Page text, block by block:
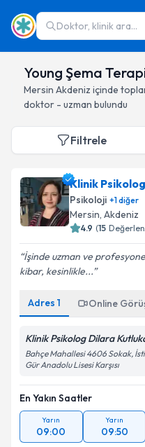
Doktor, klinik ara...
Young Şema
Mersin Akdeniz içinde
doktor - uzman bulundu
Filtrele
Klinik
Psikoloji +1diğer
Mersin, Akdeniz
4.9 (15
İşinde uzman ve
kibar, kesinlikle...
Adres 1 Online
Klinik Psikolog Dilara
Bahçe Mahallesi 4606 Sokak,
Gür Anadolu Lisesi Karşısı
En Yakın Saatler
Yarın
09:00
Yarın
09:50